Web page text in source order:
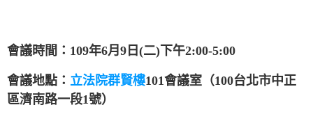
會議時間：109年6月9日(二)下午2:00-5:00
會議地點： 立法院群賢樓101會議室（100台北市中正
區濟南路一段1號）